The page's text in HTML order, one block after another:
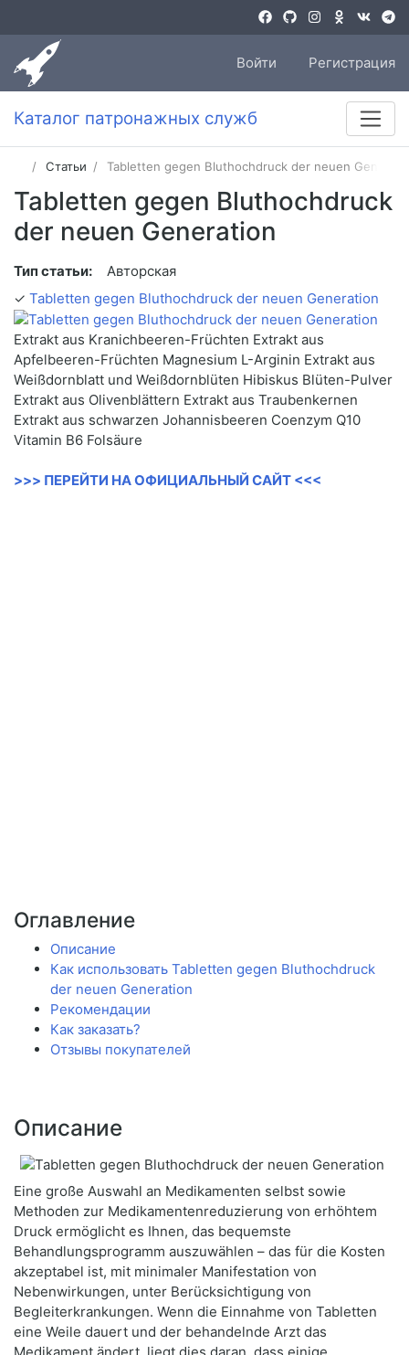
Войти Регистрация
Каталог патронажных служб
Статьи Tabletten gegen Bluthochdruck der neuen
Tabletten gegen Bluthochdruck
der neuen Generation
Тип статьи:
Авторская
✓ Tabletten gegen Bluthochdruck der neuen Generation
Extrakt aus Kranichbeeren-Früchten Extrakt aus
Apfelbeeren-Früchten Magnesium L-Arginin Extrakt aus
Weißdornblatt und Weißdornblüten Hibiskus Blüten-Pulver
Extrakt aus Olivenblättern Extrakt aus Traubenkernen
Extrakt aus schwarzen Johannisbeeren Coenzym Q10
Vitamin B6 Folsäure
>>> ПЕРЕЙТИ НА ОФИЦИАЛЬНЫЙ САЙТ <<<
Оглавление
Описание
Как использовать Tabletten gegen Bluthochdruck
der neuen Generation
Рекомендации
Как заказать?
Отзывы покупателей
Описание
Eine große Auswahl an Medikamenten selbst sowie
Methoden zur Medikamentenreduzierung von erhöhtem
Druck ermöglicht es Ihnen, das bequemste
Behandlungsprogramm auszuwählen – das für die Kosten
akzeptabel ist, mit minimaler Manifestation von
Nebenwirkungen, unter Berücksichtigung von
Begleiterkrankungen. Wenn die Einnahme von Tabletten
eine Weile dauert und der behandelnde Arzt das